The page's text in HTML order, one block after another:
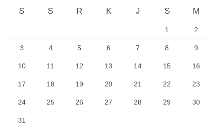
S S R K J S M
1 2
3 4 5 6 7 8 9
10 11 12 13 14 15 16
17 18 19 20 21 22 23
24 25 26 27 28 29 30
31